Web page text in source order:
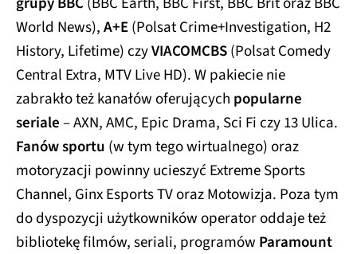
World News),A+E(Polsat Crime+Investigation, H2
History, Lifetime) czyVIACOMCBS(Polsat Comedy
Central Extra, MTV Live HD). W pakiecie nie
zabrakło też kanałów oferujących popularne
seriale– AXN, AMC, Epic Drama, Sci Fi czy 13 Ulica.
Fanów sportu (w tym tego wirtualnego) oraz
motoryzacji powinny ucieszyć Extreme Sports
Channel, Ginx Esports TV oraz Motowizja. Poza tym
do dyspozycji użytkowników operator oddaje też
bibliotekę filmów, seriali, programów Paramount